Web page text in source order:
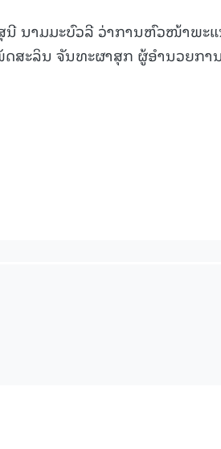
ນີ ນາມມະບົວລີ ວ່າການຫົວໜ້າພະ
ດສະລິນ ຈັນທະຜາສຸກ ຜູ້ອຳນວຍກາ